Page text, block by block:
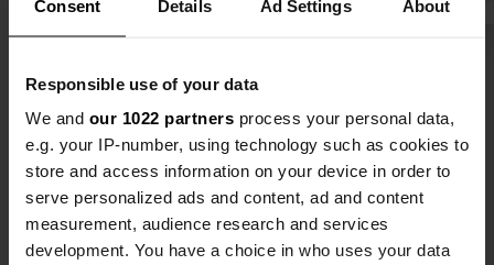
Consent Details Ad Settings About
Responsible use of your data
We and our 1022 partners process your personal data,
e.g. your IP-number, using technology such as cookies to
store and access information on your device in order to
serve personalized ads and content, ad and content
measurement, audience research and services
development. You have a choice in who uses your data
Es-tu déjà venu ici ?